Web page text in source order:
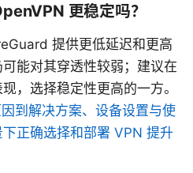
更稳定吗？
提供更低延迟和更高
能对其穿透性较弱；建议在
，选择稳定性更高的一方。
到解决方案、设备设置与使
正确选择和部署 VPN 提升